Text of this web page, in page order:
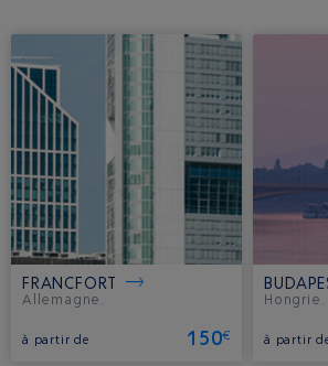
FRANCFORT
Allemagne.
à partir de 150€
Hongrie.
à partir